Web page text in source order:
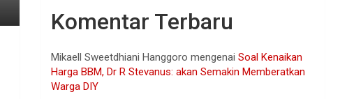
Komentar Terbaru
Mikaell Sweetdhiani Hanggoro mengenaiSoal Kenaikan
Harga BBM, Dr R Stevanus: akan Semakin Memberatkan
Warga DIY